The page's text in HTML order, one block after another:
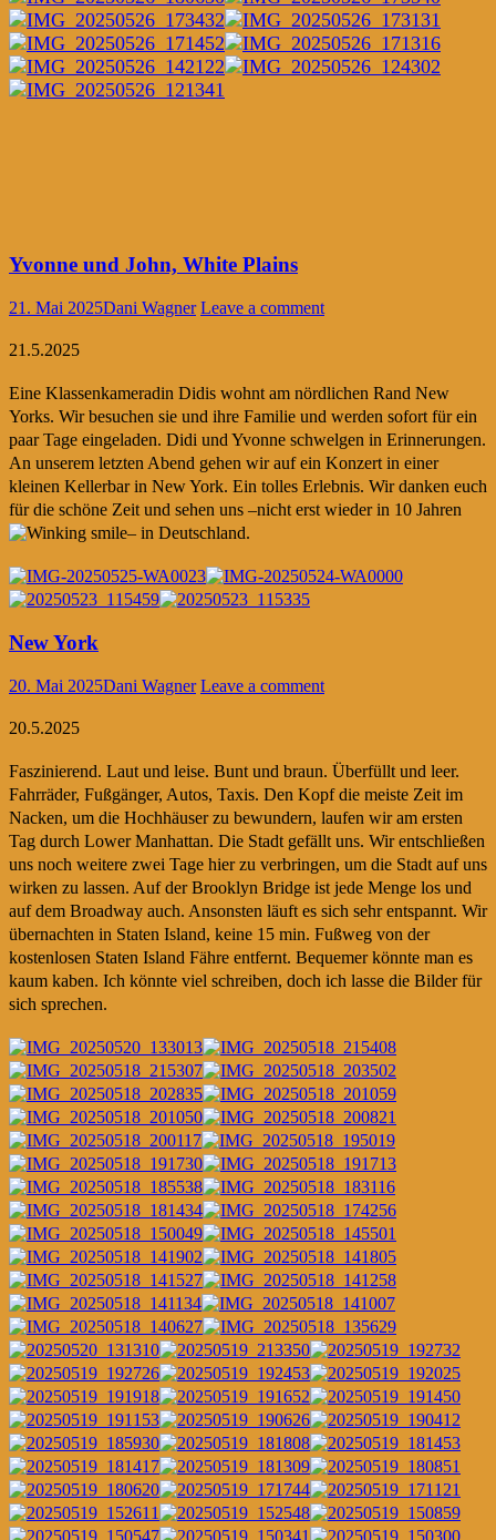
Yvonne und John, White Plains
21. Mai 2025Dani Wagner Leave a comment
21.5.2025
Eine Klassenkameradin Didis wohnt am nördlichen Rand New
Yorks. Wir besuchen sie und ihre Familie und werden sofort für ein
paar Tage eingeladen. Didi und Yvonne schwelgen in Erinnerungen.
An unserem letzten Abend gehen wir auf ein Konzert in einer
kleinen Kellerbar in New York. Ein tolles Erlebnis. Wir danken euch
für die schöne Zeit und sehen uns –nicht erst wieder in 10 Jahren
– in Deutschland.
New York
20. Mai 2025Dani Wagner Leave a comment
20.5.2025
Faszinierend. Laut und leise. Bunt und braun. Überfüllt und leer.
Fahrräder, Fußgänger, Autos, Taxis. Den Kopf die meiste Zeit im
Nacken, um die Hochhäuser zu bewundern, laufen wir am ersten
Tag durch Lower Manhattan. Die Stadt gefällt uns. Wir entschließen
uns noch weitere zwei Tage hier zu verbringen, um die Stadt auf uns
wirken zu lassen. Auf der Brooklyn Bridge ist jede Menge los und
auf dem Broadway auch. Ansonsten läuft es sich sehr entspannt. Wir
übernachten in Staten Island, keine 15 min. Fußweg von der
kostenlosen Staten Island Fähre entfernt. Bequemer könnte man es
kaum kaben. Ich könnte viel schreiben, doch ich lasse die Bilder für
sich sprechen.